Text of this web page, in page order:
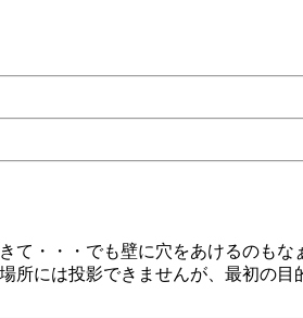
・・・でも壁に穴をあけるのも
には投影できませんが、最初の